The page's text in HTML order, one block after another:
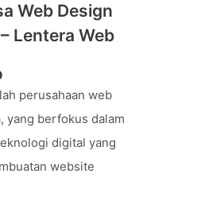
Web Design
Lentera Web
perusahaan web
yang berfokus dalam
digital yang
website